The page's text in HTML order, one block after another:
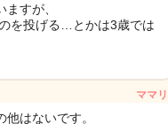
すが、
を投げる…とかは3歳では
ママリ
はないです。